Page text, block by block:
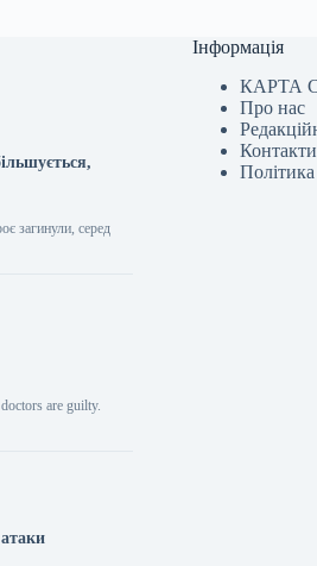
загинули, серед
are guilty.
Інформація
КАРТА
Про нас
Контакти
Політика